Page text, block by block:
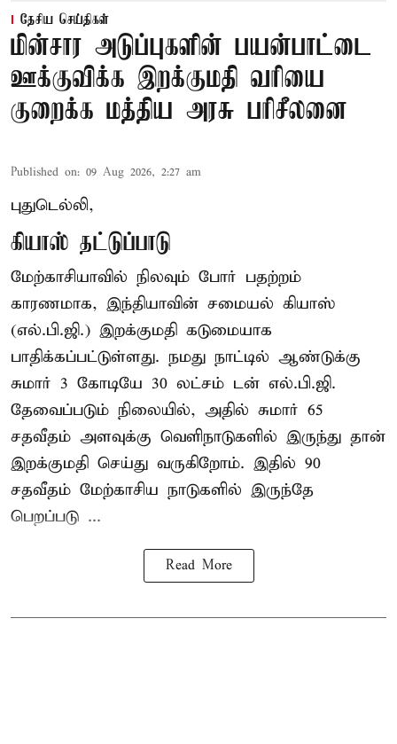
தேசிய செய்திகள்
மின்சார அடுப்புகளின் பயன்பாட்டை
ஊக்குவிக்க இறக்குமதி வரியை
குறைக்க மத்திய அரசு பரிசீலனை
Published on: 09 Aug 2026, 2:27 am
புதுடெல்லி,
கியாஸ் தட்டுப்பாடு
மேற்காசியாவில் நிலவும் போர் பதற்றம்
காரணமாக, இந்தியாவின் சமையல் கியாஸ்
(எல்.பி.ஜி.) இறக்குமதி கடுமையாக
பாதிக்கப்பட்டுள்ளது. நமது நாட்டில் ஆண்டுக்கு
சுமார் 3 கோடியே 30 லட்சம் டன் எல்.பி.ஜி.
தேவைப்படும் நிலையில், அதில் சுமார் 65
சதவீதம் அளவுக்கு வெளிநாடுகளில் இருந்து தான்
இறக்குமதி செய்து வருகிறோம். இதில் 90
சதவீதம் மேற்காசிய நாடுகளில் இருந்தே
பெறப்படு ...
Read More